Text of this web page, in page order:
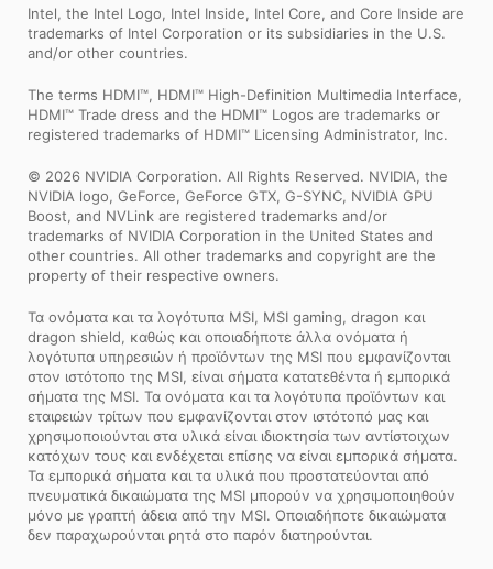
Intel, the Intel Logo, Intel Inside, Intel Core, and Core Inside are
trademarks of Intel Corporation or its subsidiaries in the U.S.
and/or other countries.
The terms HDMI™, HDMI™ High-Definition Multimedia Interface,
HDMI™ Trade dress and the HDMI™ Logos are trademarks or
registered trademarks of HDMI™ Licensing Administrator, Inc.
© 2026 NVIDIA Corporation. All Rights Reserved. NVIDIA, the
NVIDIA logo, GeForce, GeForce GTX, G-SYNC, NVIDIA GPU
Boost, and NVLink are registered trademarks and/or
trademarks of NVIDIA Corporation in the United States and
other countries. All other trademarks and copyright are the
property of their respective owners.
Τα ονόματα και τα λογότυπα MSI, MSI gaming, dragon και
dragon shield, καθώς και οποιαδήποτε άλλα ονόματα ή
λογότυπα υπηρεσιών ή προϊόντων της MSI που εμφανίζονται
στον ιστότοπο της MSI, είναι σήματα κατατεθέντα ή εμπορικά
σήματα της MSI. Τα ονόματα και τα λογότυπα προϊόντων και
εταιρειών τρίτων που εμφανίζονται στον ιστότοπό μας και
χρησιμοποιούνται στα υλικά είναι ιδιοκτησία των αντίστοιχων
κατόχων τους και ενδέχεται επίσης να είναι εμπορικά σήματα.
Τα εμπορικά σήματα και τα υλικά που προστατεύονται από
πνευματικά δικαιώματα της MSI μπορούν να χρησιμοποιηθούν
μόνο με γραπτή άδεια από την MSI. Οποιαδήποτε δικαιώματα
δεν παραχωρούνται ρητά στο παρόν διατηρούνται.